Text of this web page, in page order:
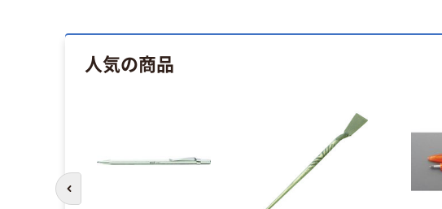
人気の商品
前のスライドへ